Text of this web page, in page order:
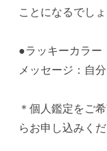
ことになるでしょ
●ラッキーカラー
メッセージ：自
＊個人鑑定をご
らお申し込みくだ